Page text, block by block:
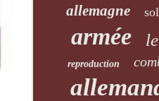
allemagne
armée
reproduction